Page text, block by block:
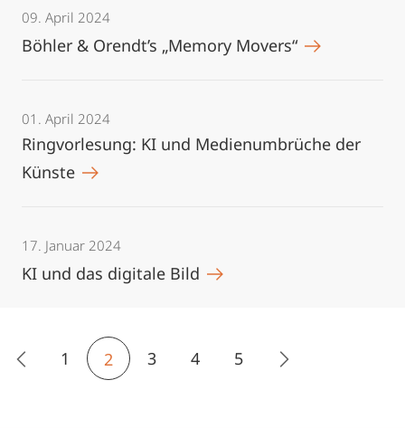
09. April 2024
Böhler & Orendt’s „Memory Movers“
01. April 2024
Ringvorlesung: KI und Medienumbrüche der
Künste
17. Januar 2024
KI und das digitale Bild
1 2 3 4 5